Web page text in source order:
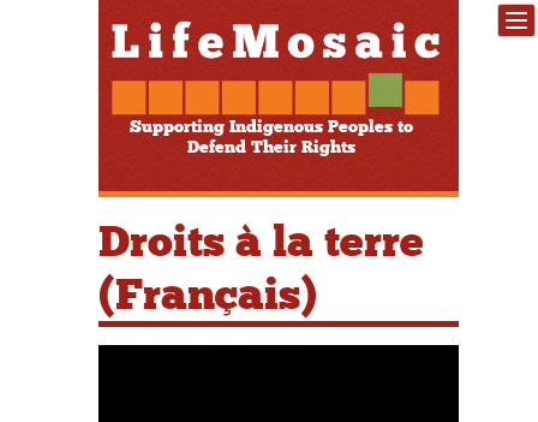
Supporting Indigenous Peoples to
Defend Their Rights
Droits à la terre
(Français)